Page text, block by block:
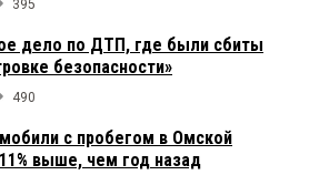
395
дело по ДТП, где были сбиты
безопасности»
490
с пробегом в Омской
выше, чем год назад